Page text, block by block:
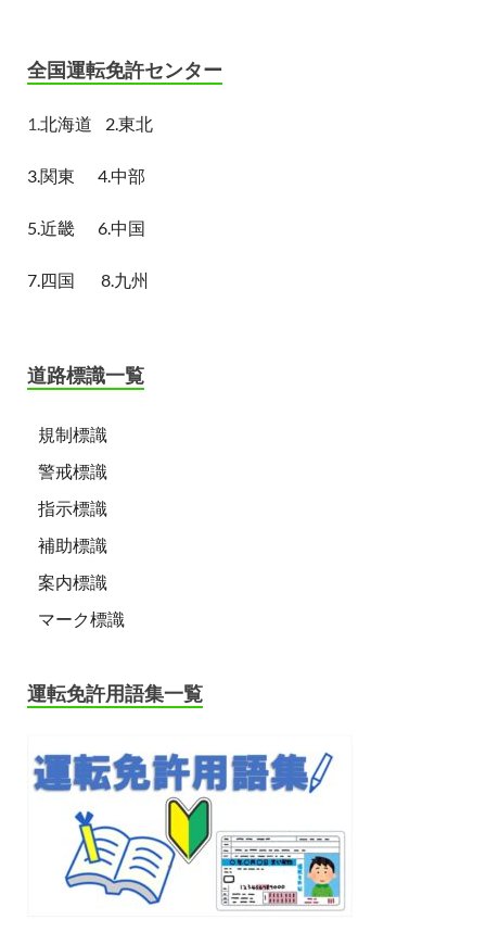
全国運転免許センター
1.北海道 2.東北
3.関東 4.中部
5.近畿 6.中国
7.四国 8.九州
道路標識一覧
規制標識
警戒標識
指示標識
補助標識
案内標識
マーク標識
運転免許用語集一覧